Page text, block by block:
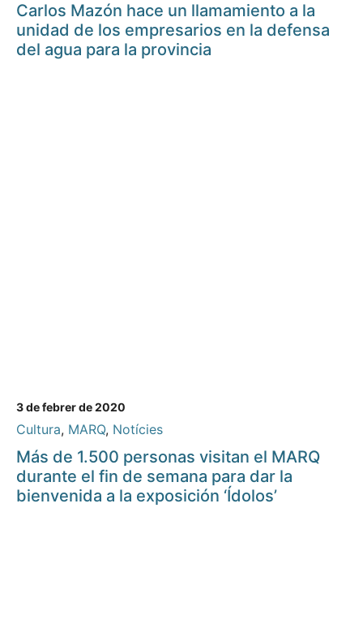
Carlos Mazón hace un llamamiento a la
unidad de los empresarios en la defensa
del agua para la provincia
3 de febrer de 2020
Cultura, MARQ, Notícies
Más de 1.500 personas visitan el MARQ
durante el fin de semana para dar la
bienvenida a la exposición ‘Ídolos’